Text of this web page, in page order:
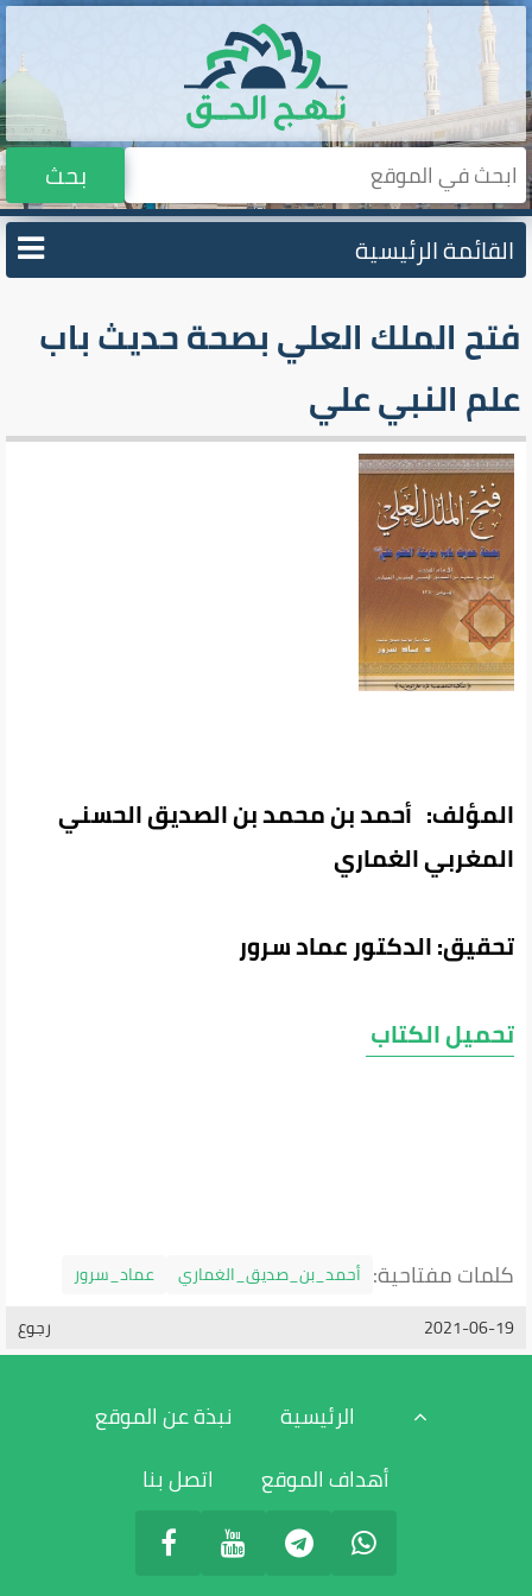
بحث
القائمة الرئيسية
فتح الملك العلي بصحة حديث باب
علم النبي علي
المؤلف: أحمد بن محمد بن الصديق الحسني
المغربي الغماري
تحقيق: الدكتور عماد سرور
تحميل الكتاب
كلمات مفتاحية: أحمد_بن_صديق_الغماري
عماد_سرور
رجوع
2021-06-19
الرئيسية
نبذة عن الموقع
أهداف الموقع
اتصل بنا